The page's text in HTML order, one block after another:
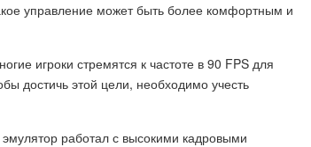
управление может быть более комфортным и
игроки стремятся к частоте в 90 FPS для
достичь этой цели, необходимо учесть
работал с высокими кадровыми